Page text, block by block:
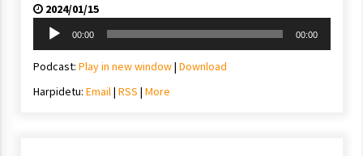
2024/01/15
Soinu
erreproduzigailua
00:00 00:00
Podcast: Play in new window| Download
Harpidetu: Email| RSS | More